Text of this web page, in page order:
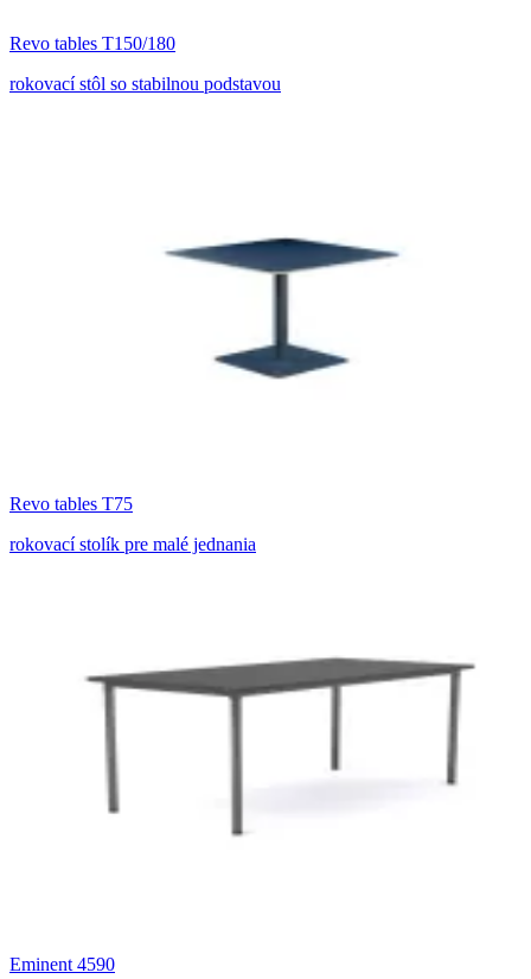
Revo tables T150/180
rokovací stôl so stabilnou podstavou
Revo tables T75
rokovací stolík pre malé jednania
Eminent 4590